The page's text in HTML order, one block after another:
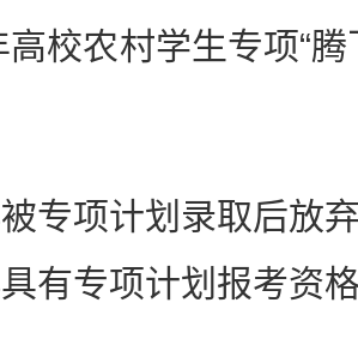
校农村学生专项“
项计划录取后放弃
有专项计划报考资